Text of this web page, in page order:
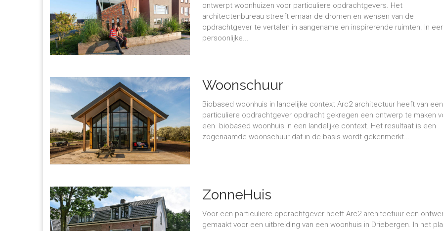
ontwerpt woonhuizen voor particuliere opdrachtgevers. Het
architectenbureau streeft ernaar de dromen en wensen van de
opdrachtgever te vertalen in aangename en inspirerende ruimten. In
persoonlijke...
Woonschuur
Biobased woonhuis in landelijke context Arc2 architectuur heeft van een
particuliere opdrachtgever opdracht gekregen een ontwerp te maken
een biobased woonhuis in een landelijke context. Het resultaat is een
zogenaamde woonschuur dat in de basis wordt gekenmerkt...
ZonneHuis
Voor een particuliere opdrachtgever heeft Arc2 architectuur een
gemaakt voor een uitbreiding van een woonhuis in Driebergen. In het